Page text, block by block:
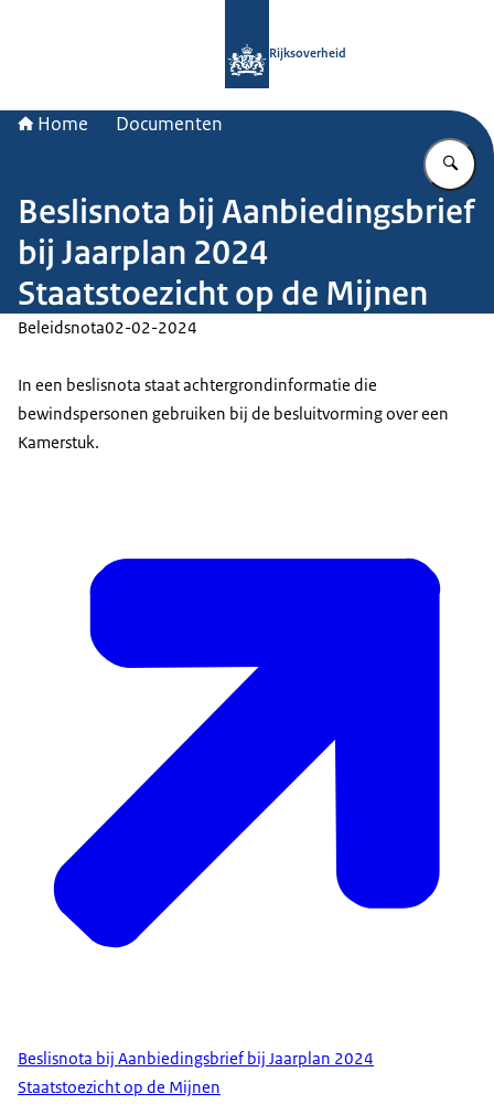
Rijksoverheid
Home Documenten
Beslisnota bij Aanbiedingsbrief
bij Jaarplan 2024
Staatstoezicht op de Mijnen
Beleidsnota02-02-2024
In een beslisnota staat achtergrondinformatie die
bewindspersonen gebruiken bij de besluitvorming over een
Kamerstuk.
Beslisnota bij Aanbiedingsbrief bij Jaarplan 2024
Staatstoezicht op de Mijnen